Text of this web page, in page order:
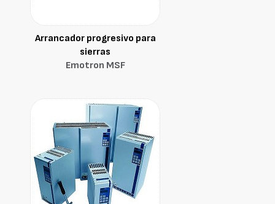
Arrancador progresivo para
sierras
Emotron MSF